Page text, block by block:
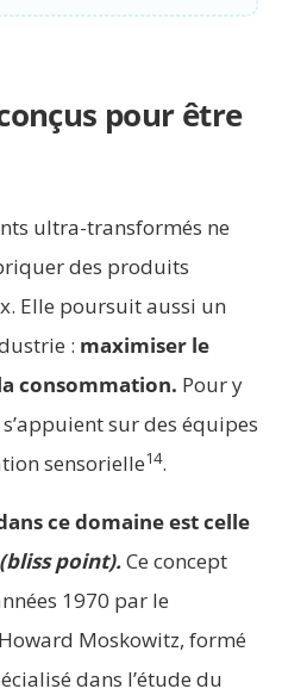
pour être
ultra-transformés ne
des produits
Elle poursuit aussi un
: maximiser le
consommation. Pour y
sur des équipes
sensorielle14.
ce domaine est celle
(bliss point).Ce concept
1970 par le
Moskowitz, formé
dans l’étude du